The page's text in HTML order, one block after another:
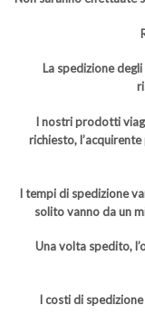
La spedizione
I nostri prodotti
richiesto,
I tempi di spedizione
solito vanno da un
Una volta spedito,
I costi di